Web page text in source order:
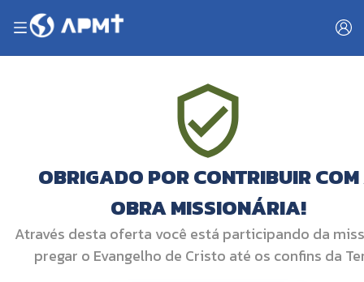
OBRIGADO POR CONTRIBUIR
OBRA MISSIONÁRIA!
Através desta oferta você está participando da
pregar o Evangelho de Cristo até os confins da